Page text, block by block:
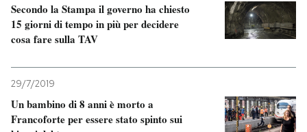
Secondo la Stampa il governo ha chiesto
15 giorni di tempo in più per decidere
cosa fare sulla TAV
29/7/2019
Un bambino di 8 anni è morto a
Francoforte per essere stato spinto sui